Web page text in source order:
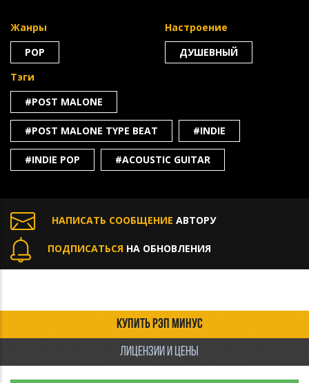
Жанры
POP
Настроение
ДУШЕВНЫЙ
Тэги
#POST MALONE
#POST MALONE TYPE BEAT #INDIE
#INDIE POP #ACOUSTIC GUITAR
НАПИСАТЬ СООБЩЕНИЕ АВТОРУ
ПОДПИСАТЬСЯ НА ОБНОВЛЕНИЯ
КУПИТЬ РЭП МИНУС
ЛИЦЕНЗИИ И ЦЕНЫ